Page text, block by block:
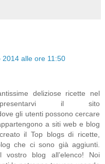
2014 alle ore 11:50
deliziose ricette nel
il sito
gli utenti possono cercare
a siti web e blog
il Top blogs di ricette,
che ci sono già aggiunti.
vostro blog all’elenco! Noi